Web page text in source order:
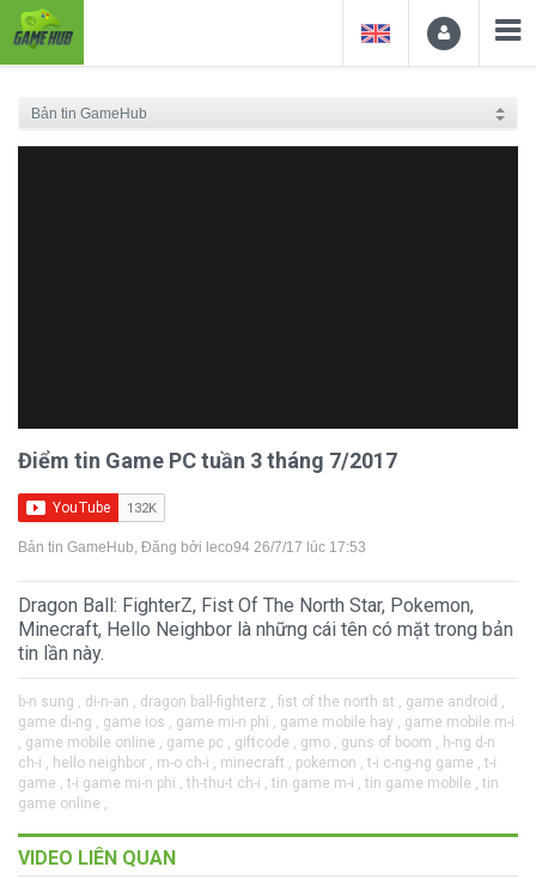
Điểm tin Game PC tuần 3 tháng 7/2017
Bản tin GameHub, Đăng bởi leco94 26/7/17 lúc 17:53
Dragon Ball: FighterZ, Fist Of The North Star, Pokemon,
Minecraft, Hello Neighbor là những cái tên có mặt trong bản
tin lần này.
b-n sung , di-n-an , dragon ball-fighterz , fist of the north st , game android ,
game di-ng , game ios , game mi-n phi , game mobile hay , game mobile m-i
, game mobile online , game pc , giftcode , gmo , guns of boom , h-ng d-n
ch-i , hello neighbor , m-o ch-i , minecraft , pokemon , t-i c-ng-ng game , t-i
game , t-i game mi-n phi , th-thu-t ch-i , tin game m-i , tin game mobile , tin
game online ,
VIDEO LIÊN QUAN